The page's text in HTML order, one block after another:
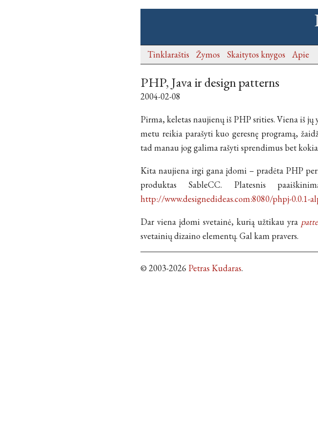
Tinklaraštis Žymos Skaitytos knygos Apie
PHP, Java ir design patterns
2004-02-08
Pirma, keletas naujienų iš PHP srities. Viena iš jų
metu reikia parašyti kuo geresnę programą,
tad manau jog galima rašyti sprendimus bet
Kita naujiena irgi gana įdomi – pradėta PHP
produktas SableCC. Platesnis
http://www.designedideas.com:8080/phpj-0.0.1-
Dar viena įdomi svetainė, kurią užtikau yra
svetainių dizaino elementų. Gal kam pravers.
© 2003-2026 Petras Kudaras.